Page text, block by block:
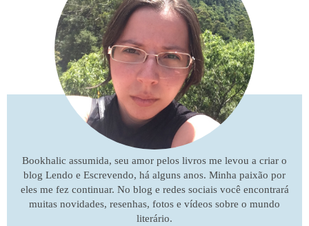
Bookhalic assumida, seu amor pelos livros me levou a criar o
blog Lendo e Escrevendo, há alguns anos. Minha paixão por
eles me fez continuar. No blog e redes sociais você encontrará
muitas novidades, resenhas, fotos e vídeos sobre o mundo
literário.